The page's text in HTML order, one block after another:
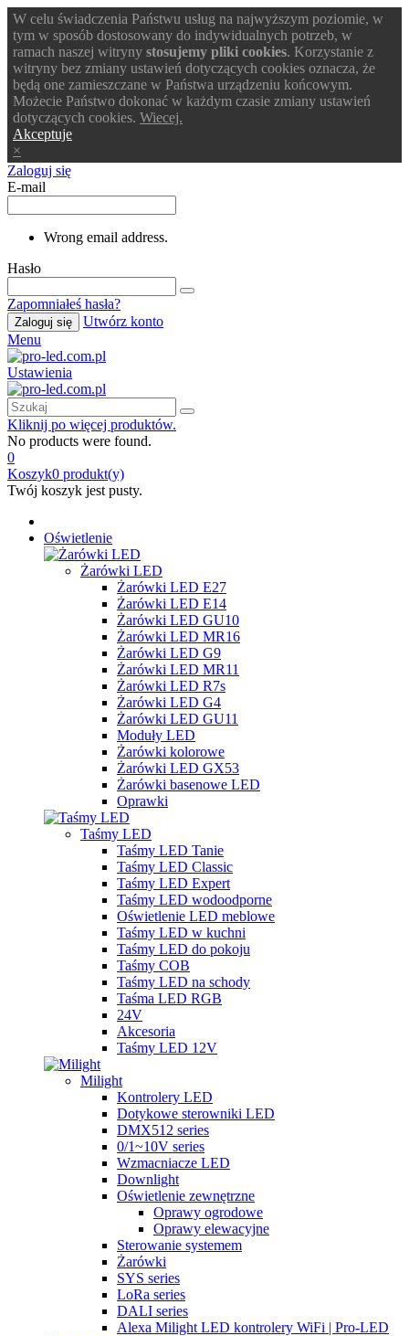
W celu świadczenia Państwu usług na najwyższym poziomie, w
tym w sposób dostosowany do indywidualnych potrzeb, w
ramach naszej witryny stosujemy pliki cookies. Korzystanie z
witryny bez zmiany ustawień dotyczących cookies oznacza, że
będą one zamieszczane w Państwa urządzeniu końcowym.
Możecie Państwo dokonać w każdym czasie zmiany ustawień
dotyczących cookies. Wiecej.
Akceptuje
×
Zaloguj się
E-mail
Wrong email address.
Hasło
Zapomniałeś hasła?
Zaloguj się
Utwórz konto
Menu
Ustawienia
Kliknij po więcej produktów.
No products were found.
0
Koszyk0 produkt(y)
Twój koszyk jest pusty.
Oświetlenie
Żarówki LED
Żarówki LED E27
Żarówki LED E14
Żarówki LED GU10
Żarówki LED MR16
Żarówki LED G9
Żarówki LED MR11
Żarówki LED R7s
Żarówki LED G4
Żarówki LED GU11
Moduły LED
Żarówki kolorowe
Żarówki LED GX53
Żarówki basenowe LED
Oprawki
Taśmy LED
Taśmy LED Tanie
Taśmy LED Classic
Taśmy LED Expert
Taśmy LED wodoodporne
Oświetlenie LED meblowe
Taśmy LED w kuchni
Taśmy LED do pokoju
Taśmy COB
Taśmy LED na schody
Taśma LED RGB
24V
Akcesoria
Taśmy LED 12V
Milight
Kontrolery LED
Dotykowe sterowniki LED
DMX512 series
0/1~10V series
Wzmacniacze LED
Downlight
Oświetlenie zewnętrzne
Oprawy ogrodowe
Oprawy elewacyjne
Sterowanie systemem
Żarówki
SYS series
LoRa series
DALI series
Alexa Milight LED kontrolery WiFi | Pro-LED